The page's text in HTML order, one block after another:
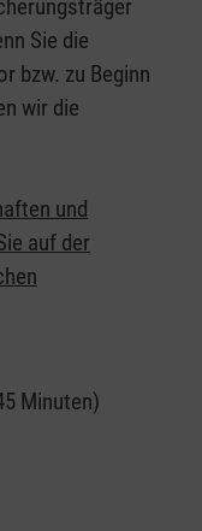
Sie die
bzw. zu Beginn
wir die
und
auf der
Minuten)